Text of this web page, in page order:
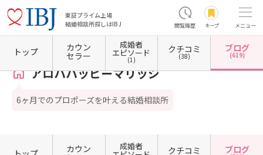
東証プライム上場
結婚相談所探しはIBJ
閲覧履歴 キープ メニュー
ホーム 神奈川県の結婚相談所 神奈川県横浜市 神奈川県横浜市西区 アロハハッピー
アロハハッピーマリッジ
6ヶ月でのプロポーズを叶える結婚相談所
カウン 成婚者 クチコミ ブログ
トップ カウン
セラー
成婚者
エピソード
(1)
クチコミ
(38)
ブログ
(619)